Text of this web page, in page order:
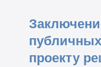
проекту